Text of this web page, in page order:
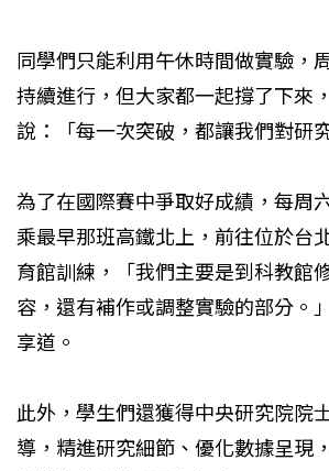
同學們只能利用午休時間做實驗，
持續進行，但大家都一起撐了下來
說：「每一次突破，都讓我們對研
為了在國際賽中爭取好成績，每周
乘最早那班高鐵北上，前往位於台
育館訓練，「我們主要是到科教館
容，還有補作或調整實驗的部分。
享道。
此外，學生們還獲得中央研究院院
導，精進研究細節、優化數據呈現